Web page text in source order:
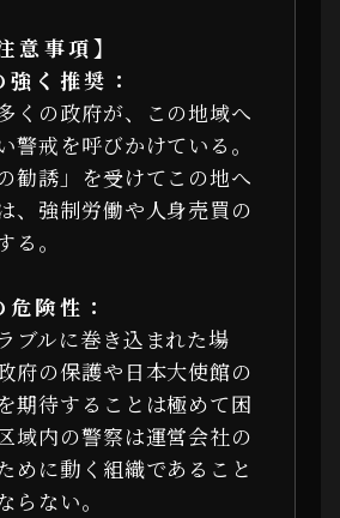
意事項】
く推奨：
くの政府が、この地域へ
警戒を呼びかけている。
勧誘」を受けてこの地へ
、強制労働や人身売買の
る。
険性：
ブルに巻き込まれた場
府の保護や日本大使館の
期待することは極めて困
域内の警察は運営会社の
めに動く組織であること
らない。